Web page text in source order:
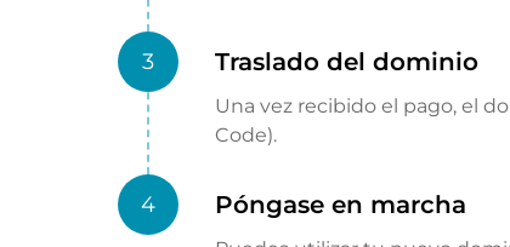
3 Traslado del dominio
Una vez recibido el pago, el
Code).
4 Póngase en marcha